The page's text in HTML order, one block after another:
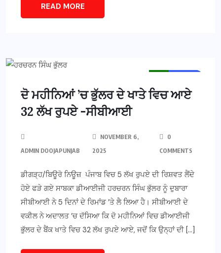
READ MORE
ਦੋ ਮਹੀਨਿਆਂ ’ਚ ਭੁੱਲਰ ਦੇ ਖਾਤੇ ਵਿਚ ਆਏ
32 ਲੱਖ ਰੁਪਏ -ਸੀਬੀਆਈ
ADMIN DOOJAPUNJAB
NOVEMBER 6,
2025
0
COMMENTS
ਡੀਗੜ੍ਹ/ਬਿਊਰੋ ਨਿਊਜ਼ ਪੰਜਾਬ ਵਿਚ 5 ਲੱਖ ਰੁਪਏ ਦੀ ਰਿਸ਼ਵਤ ਲੈਂਦੇ
ਹੋਏ ਫੜੇ ਗਏ ਸਾਬਕਾ ਡੀਆਈਜੀ ਹਰਚਰਨ ਸਿੰਘ ਭੁੱਲਰ ਨੂੰ ਦੁਬਾਰਾ
ਸੀਬੀਆਈ ਨੇ 5 ਦਿਨਾਂ ਦੇ ਰਿਮਾਂਡ ’ਤੇ ਲੈ ਲਿਆ ਹੈ। ਸੀਬੀਆਈ ਦੇ
ਵਕੀਲ ਨੇ ਅਦਾਲਤ ’ਚ ਦੱਸਿਆ ਕਿ ਦੋ ਮਹੀਨਿਆਂ ਵਿਚ ਡੀਆਈਜੀ
ਭੁੱਲਰ ਦੇ ਬੈਂਕ ਖਾਤੇ ਵਿਚ 32 ਲੱਖ ਰੁਪਏ ਆਏ, ਜਦੋਂ ਕਿ ਉਨ੍ਹਾਂ ਦੀ […]